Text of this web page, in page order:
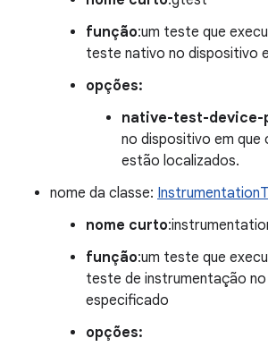
função:um teste que
teste nativo no dispositivo
opções:
native-test-device-
no dispositivo em
estão localizados.
nome da classe:
nome curto
função:um teste que
teste de instrumentação
especificado
opções: